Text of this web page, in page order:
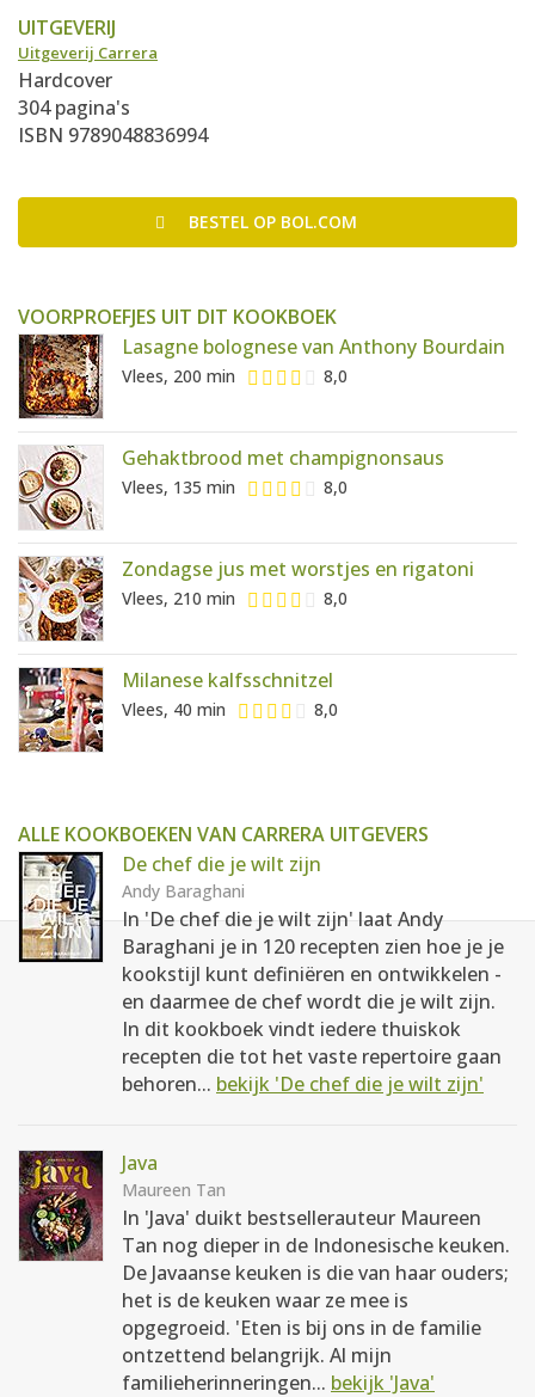
UITGEVERIJ
Uitgeverij Carrera
Hardcover
304 pagina's
ISBN 9789048836994
BESTEL OP BOL.COM
VOORPROEFJES UIT DIT KOOKBOEK
Lasagne bolognese van Anthony Bourdain
Vlees, 200 min 8,0
Gehaktbrood met champignonsaus
Vlees, 135 min 8,0
Zondagse jus met worstjes en rigatoni
Vlees, 210 min 8,0
Milanese kalfsschnitzel
Vlees, 40 min 8,0
ALLE KOOKBOEKEN VAN CARRERA UITGEVERS
De chef die je wilt zijn
Andy Baraghani
In 'De chef die je wilt zijn' laat Andy
Baraghani je in 120 recepten zien hoe je je
kookstijl kunt definiëren en ontwikkelen -
en daarmee de chef wordt die je wilt zijn.
In dit kookboek vindt iedere thuiskok
recepten die tot het vaste repertoire gaan
behoren... bekijk 'De chef die je wilt zijn'
Java
Maureen Tan
In 'Java' duikt bestsellerauteur Maureen
Tan nog dieper in de Indonesische keuken.
De Javaanse keuken is die van haar ouders;
het is de keuken waar ze mee is
opgegroeid. 'Eten is bij ons in de familie
ontzettend belangrijk. Al mijn
familieherinneringen... bekijk 'Java'